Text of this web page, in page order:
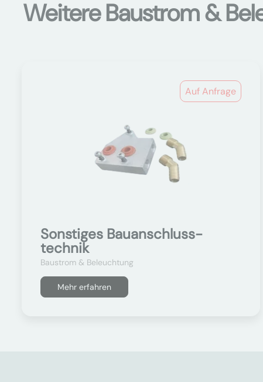
Weitere Baustrom &
Auf Anfrage
Sonstiges Bauanschluss-
technik
Baustrom & Beleuchtung
Mehr erfahren